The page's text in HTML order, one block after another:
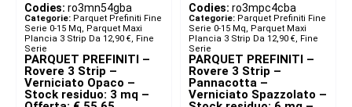
Codies: ro3mn54gba
Categorie: Parquet Prefiniti Fine
Serie 0-15 Mq, Parquet Maxi
Plancia 3 Strip Da 12,90 €, Fine
Serie
PARQUET PREFINITI –
Rovere 3 Strip –
Verniciato Opaco –
Stock residuo: 3 mq –
Codies: ro3mpc4cba
Categorie: Parquet Prefiniti Fine
Serie 0-15 Mq, Parquet Maxi
Plancia 3 Strip Da 12,90 €, Fine
Serie
PARQUET PREFINITI –
Rovere 3 Strip –
Pannacotta –
Verniciato Spazzolato –